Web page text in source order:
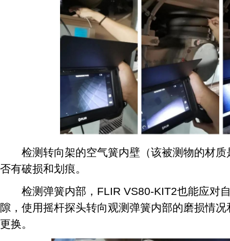
检测转向架的空气簧内壁（该被测物的材质
否有破损和划痕。
检测弹簧内部，FLIR VS80-KIT2也能应对
隙，使用摇杆探头转向观测弹簧内部的磨损情
更换。